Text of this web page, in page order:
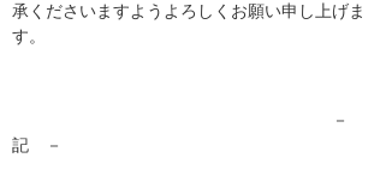
承くださいますようよろしくお願い申し上げま
す。
－
記 －